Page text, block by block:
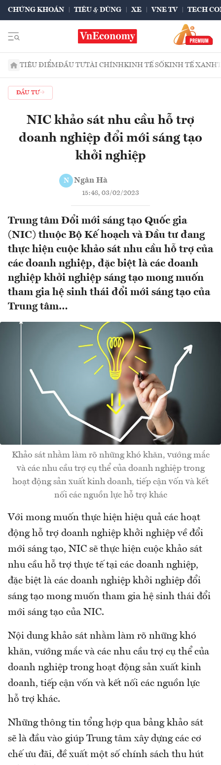
CHỨNG KHOÁN TIÊU & DÙNG XE VNE TV TECH
TIÊU ĐIỂMĐẦU TƯTÀI CHÍNHKINH TẾ SỐKINH TẾ XANH
ĐẦU TƯ
NIC khảo sát nhu cầu hỗ trợ
doanh nghiệp đổi mới sáng tạo
khởi nghiệp
N Ngân Hà
15:48, 03/02/2023
Trung tâm Đổi mới sáng tạo Quốc gia
(NIC) thuộc Bộ Kế hoạch và Đầu tư đang
thực hiện cuộc khảo sát nhu cầu hỗ trợ của
các doanh nghiệp, đặc biệt là các doanh
nghiệp khởi nghiệp sáng tạo mong muốn
tham gia hệ sinh thái đổi mới sáng tạo của
Trung tâm…
Khảo sát nhằm làm rõ những khó khăn, vướng mắc
và các nhu cầu trợ cụ thể của doanh nghiệp trong
hoạt động sản xuất kinh doanh, tiếp cận vốn và kết
nối các nguồn lực hỗ trợ khác
Với mong muốn thực hiện hiệu quả các hoạt
động hỗ trợ doanh nghiệp khởi nghiệp về đổi
mới sáng tạo, NIC sẽ thực hiện cuộc khảo sát
nhu cầu hỗ trợ thực tế tại các doanh nghiệp,
đặc biệt là các doanh nghiệp khởi nghiệp đổi
sáng tạo mong muốn tham gia hệ sinh thái đổi
mới sáng tạo của NIC.
Nội dung khảo sát nhằm làm rõ những khó
khăn, vướng mắc và các nhu cầu trợ cụ thể của
doanh nghiệp trong hoạt động sản xuất kinh
doanh, tiếp cận vốn và kết nối các nguồn lực
hỗ trợ khác.
Những thông tin tổng hợp qua bảng khảo sát
sẽ là đầu vào giúp Trung tâm xây dựng các cơ
chế ưu đãi, đề xuất một số chính sách thu hút